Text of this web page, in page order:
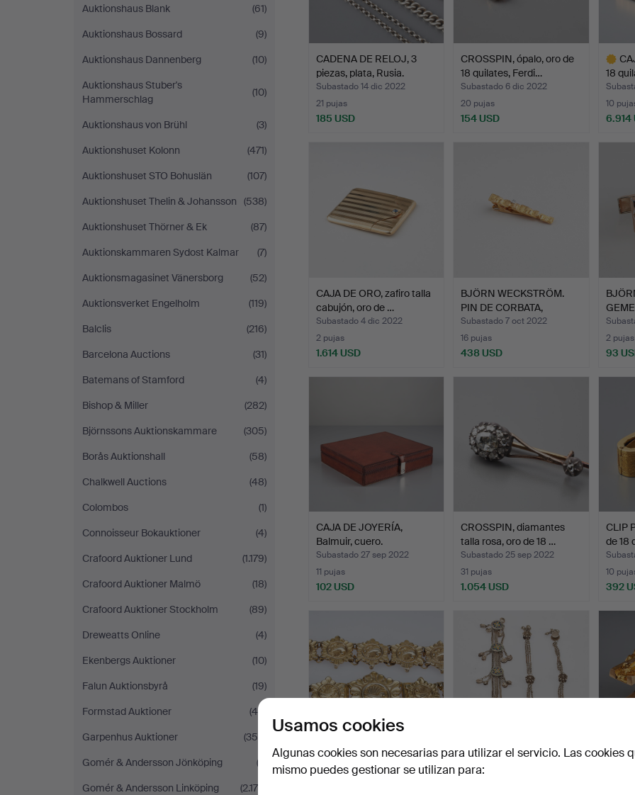
Auktionshaus Blank
(61)
Auktionshaus Bossard
(9)
Auktionshaus Dannenberg
(10)
Auktionshaus Stuber's
Hammerschlag
(10)
Auktionshaus von Brühl
(3)
Auktionshuset Kolonn
(471)
Auktionshuset STO Bohuslän
(107)
Auktionshuset Thelin & Johansson
(538)
Auktionshuset Thörner & Ek
(87)
Auktionskammaren Sydost Kalmar
(7)
Auktionsmagasinet Vänersborg
(52)
Auktionsverket Engelholm
(119)
Balclis
(216)
Barcelona Auctions
(31)
Batemans of Stamford
(4)
Bishop & Miller
(282)
Björnssons Auktionskammare
(305)
Borås Auktionshall
(58)
Chalkwell Auctions
(48)
Colombos
(1)
Connoisseur Bokauktioner
(4)
Crafoord Auktioner Lund
(1.179)
Crafoord Auktioner Malmö
(18)
Crafoord Auktioner Stockholm
(89)
Dreweatts Online
(4)
Ekenbergs Auktioner
(10)
Falun Auktionsbyrå
(19)
Formstad Auktioner
(44)
Garpenhus Auktioner
(355)
Gomér & Andersson Jönköping
(2)
Gomér & Andersson Linköping
(2.176)
CADENA DE RELOJ, 3
piezas, plata, Rusia.
Subastado 14 dic 2022
21 pujas
185 USD
CROSSPIN, ópalo, oro de
18 quilates, Ferdi…
Subastado 6 dic 2022
20 pujas
154 USD
18
10
6.914
CAJA DE ORO, zafiro talla
cabujón, oro de …
Subastado 4 dic 2022
2 pujas
1.614 USD
BJÖRN WECKSTRÖM.
PIN DE CORBATA,
Rimfrost,…
Subastado 7 oct 2022
16 pujas
438 USD
1…
2 pujas
93
CAJA DE JOYERÍA,
Balmuir, cuero.
Subastado 27 sep 2022
11 pujas
102 USD
CROSSPIN, diamantes
talla rosa, oro de 18 …
Subastado 25 sep 2022
31 pujas
1.054 USD
CLIP
de 18
10
392
CINTURÓN, plata dorada,
India.
DECORACIONES DE
CAMISA, 2 piezas, plata,
Usamos cookies
Algunas cookies son necesarias para utilizar el servicio. Las cookies
mismo puedes gestionar se utilizan para: